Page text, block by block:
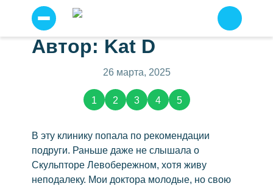
Прайс
Отзывы о нас(2787)
Примеры работ
Наши специалисты
Детская стоматология
Профессиональная чистка зубов
Автор: ​Kat D
26 марта, 2025
1 2 3 4 5
В эту клинику попала по рекомендации
подруги. Раньше даже не слышала о
Скульпторе Левобережном, хотя живу
неподалеку. Мои доктора молодые, но свою
Отправить